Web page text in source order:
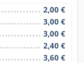
2,00 €
3,00 €
3,00 €
2,40 €
3,60 €